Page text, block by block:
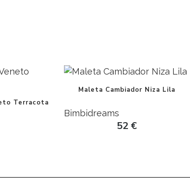
Terracota
Maleta Cambiador Niza Lila
Bimbidreams
52€